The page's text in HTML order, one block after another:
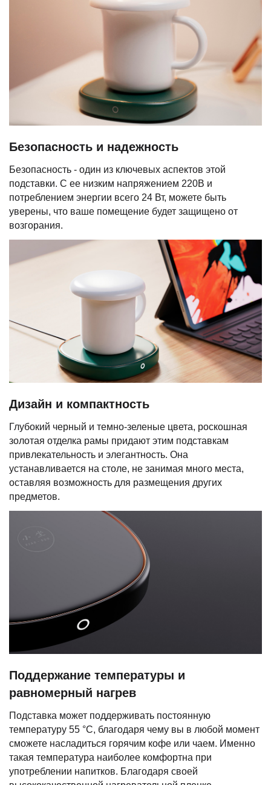
Безопасность и надежность
Безопасность - один из ключевых аспектов этой
подставки. С ее низким напряжением 220В и
потреблением энергии всего 24 Вт, можете быть
уверены, что ваше помещение будет защищено от
возгорания.
Дизайн и компактность
Глубокий черный и темно-зеленые цвета, роскошная
золотая отделка рамы придают этим подставкам
привлекательность и элегантность. Она
устанавливается на столе, не занимая много места,
оставляя возможность для размещения других
предметов.
Поддержание температуры и
равномерный нагрев
Подставка может поддерживать постоянную
температуру 55 °С, благодаря чему вы в любой момент
сможете насладиться горячим кофе или чаем. Именно
такая температура наиболее комфортна при
употреблении напитков. Благодаря своей